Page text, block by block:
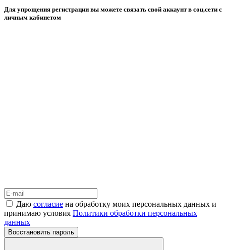
Для упрощения регистрации вы можете связать свой аккаунт в соц.сети с
личным кабинетом
Даю согласие на обработку моих персональных данных и
принимаю условия Политики обработки персональных
данных
Восстановить пароль